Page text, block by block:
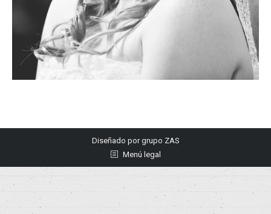
Diseñado porgrupo ZAS
Menú legal